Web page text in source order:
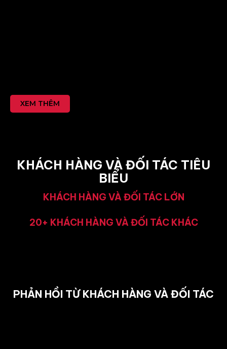
XEM THÊM
KHÁCH HÀNG VÀ ĐỐI TÁC TIÊU
BIỂU
KHÁCH HÀNG VÀ ĐỐI TÁC LỚN
20+ KHÁCH HÀNG VÀ ĐỐI TÁC KHÁC
PHẢN HỒI TỪ KHÁCH HÀNG VÀ ĐỐI TÁC